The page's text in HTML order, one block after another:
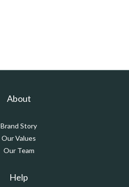
About
Brand Story
Our Values
Our Team
Help